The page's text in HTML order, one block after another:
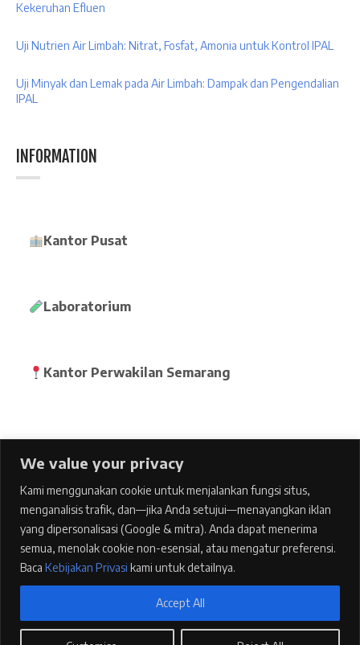
We value your privacy
Kami menggunakan cookie untuk menjalankan fungsi situs,
menganalisis trafik, dan—jika Anda setujui—menayangkan iklan
yang dipersonalisasi (Google & mitra). Anda dapat menerima
semua, menolak cookie non-esensial, atau mengatur preferensi.
Baca Kebijakan Privasi kami untuk detailnya.
Accept All
Kekeruhan Efluen
Uji Nutrien Air Limbah: Nitrat, Fosfat, Amonia untuk Kontrol IPAL
Uji Minyak dan Lemak pada Air Limbah: Dampak dan Pengendalian
IPAL
INFORMATION
Kantor Pusat
Laboratorium
Kantor Perwakilan Semarang
Home
pages
Features
Blog